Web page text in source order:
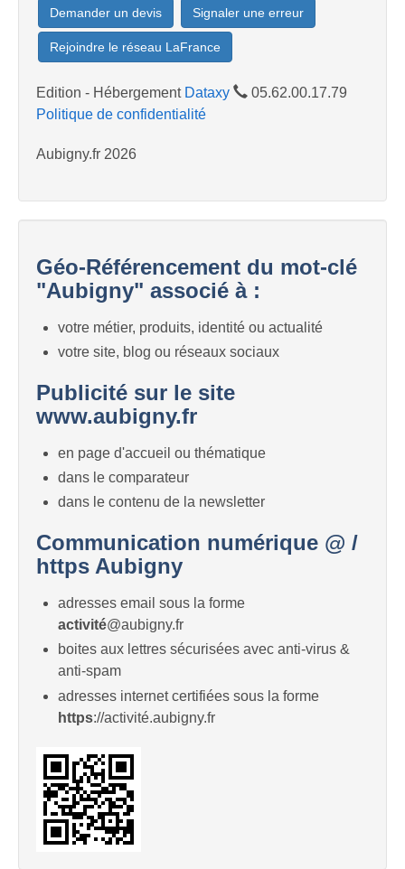
Demander un devis Signaler une erreur
Rejoindre le réseau LaFrance
Edition - Hébergement Dataxy
05.62.00.17.79
Politique de confidentialité
Aubigny.fr 2026
Géo-Référencement du mot-clé
"Aubigny" associé à :
votre métier, produits, identité ou actualité
votre site, blog ou réseaux sociaux
Publicité sur le site
www.aubigny.fr
en page d'accueil ou thématique
dans le comparateur
dans le contenu de la newsletter
Communication numérique @ /
https Aubigny
adresses email sous la forme
activité@aubigny.fr
boites aux lettres sécurisées avec anti-virus &
anti-spam
adresses internet certifiées sous la forme
https://activité.aubigny.fr